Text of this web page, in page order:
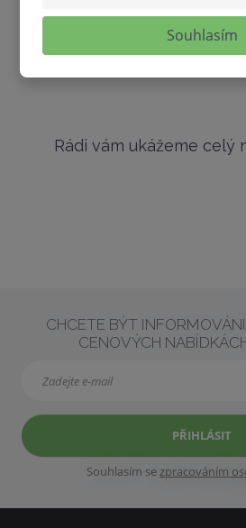
Souhlasím
Rádi vám ukážeme celý
CHCETE BÝT
CENOVÝCH
PŘIHLÁSIT
Souhlasím sezpracováním